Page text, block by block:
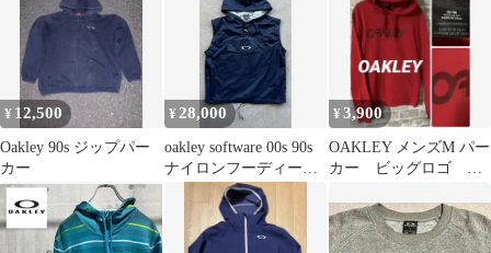
¥ 12,500
Oakley 90s ジップパー
カー
¥ 28,000
oakley software 00s 90s
ナイロンフーディーベ
¥3,900
OAKLEY メンズM パー
カー ビッグロゴ デ
ー フーディ